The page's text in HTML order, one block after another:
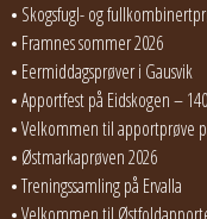
Skogsfugl- og
Framnes sommer 2026
Eermiddagsprøver i Gausvik
Apportfest på Eidskogen –
Velkommen til apportprøve
Østmarkaprøven 2026
Treningssamling på Ervalla